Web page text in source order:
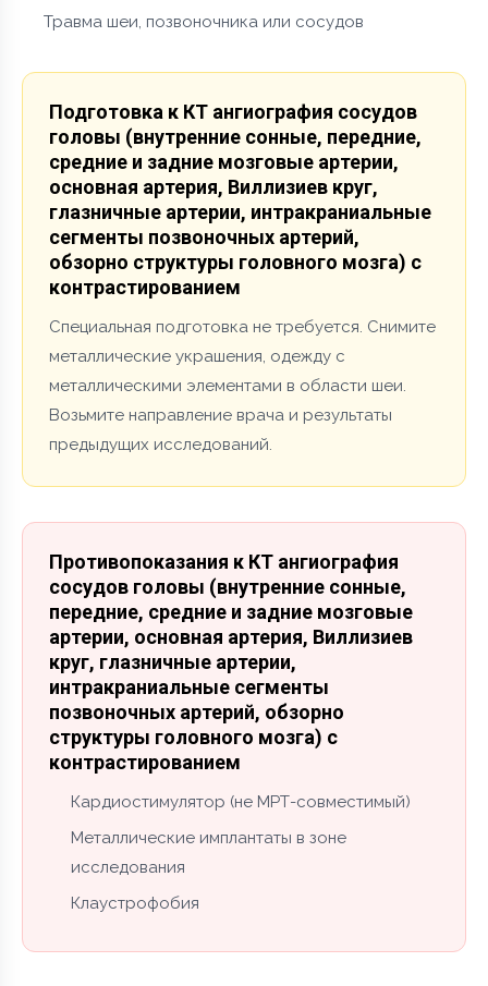
Травма шеи, позвоночника или сосудов
Подготовка к КТ ангиография сосудов
головы (внутренние сонные, передние,
средние и задние мозговые артерии,
основная артерия, Виллизиев круг,
глазничные артерии, интракраниальные
сегменты позвоночных артерий,
обзорно структуры головного мозга) с
контрастированием
Специальная подготовка не требуется. Снимите
металлические украшения, одежду с
металлическими элементами в области шеи.
Возьмите направление врача и результаты
предыдущих исследований.
Противопоказания к КТ ангиография
сосудов головы (внутренние сонные,
передние, средние и задние мозговые
артерии, основная артерия, Виллизиев
круг, глазничные артерии,
интракраниальные сегменты
позвоночных артерий, обзорно
структуры головного мозга) с
контрастированием
Кардиостимулятор (не МРТ-совместимый)
Металлические имплантаты в зоне
исследования
Клаустрофобия